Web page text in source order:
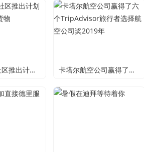
苏格兰货运社区推出计划在网络上提升货物 卡塔尔航空公司赢得了六个TripAdvisor旅行者选择航空公司奖2019年